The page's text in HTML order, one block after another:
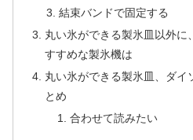
結束バンドで固定する
丸い氷ができる製氷皿以外に
すすめな製氷機は
丸い氷ができる製氷皿、ダイ
とめ
合わせて読みたい